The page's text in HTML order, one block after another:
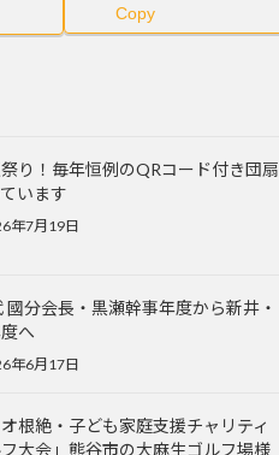
Copy
り！毎年恒例のQRコード付き団扇
います
年7月19日
國分会長・黒瀬幹事年度から新井・
へ
年6月17日
オ根絶・子ども家庭支援チャリティ
大会」熊谷市の大麻生ゴルフ場様